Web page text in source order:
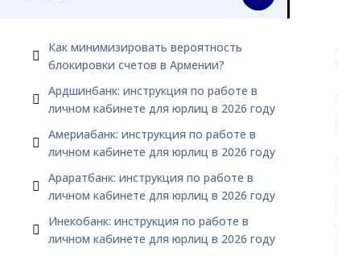
Как минимизировать вероятность
блокировки счетов в Армении?
Ардшинбанк: инструкция по работе в
личном кабинете для юрлиц в 2026 году
Америабанк: инструкция по работе в
личном кабинете для юрлиц в 2026 году
Араратбанк: инструкция по работе в
личном кабинете для юрлиц в 2026 году
Инекобанк: инструкция по работе в
личном кабинете для юрлиц в 2026 году